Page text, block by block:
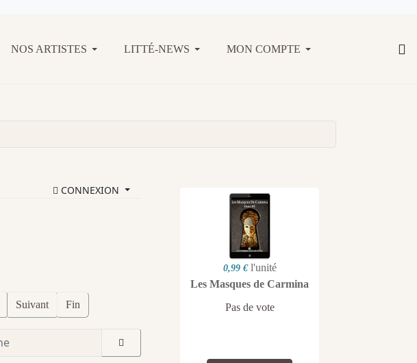
NOS ARTISTES LITTÉ-NEWS MON COMPTE
CONNEXION
Suivant Fin
0,99 € l'unité
Les Masques de Carmina
Pas de vote